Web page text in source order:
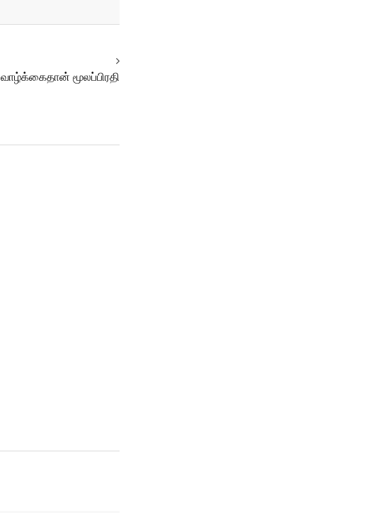
வாழ்க்கைதான் மூலப்பிரதி